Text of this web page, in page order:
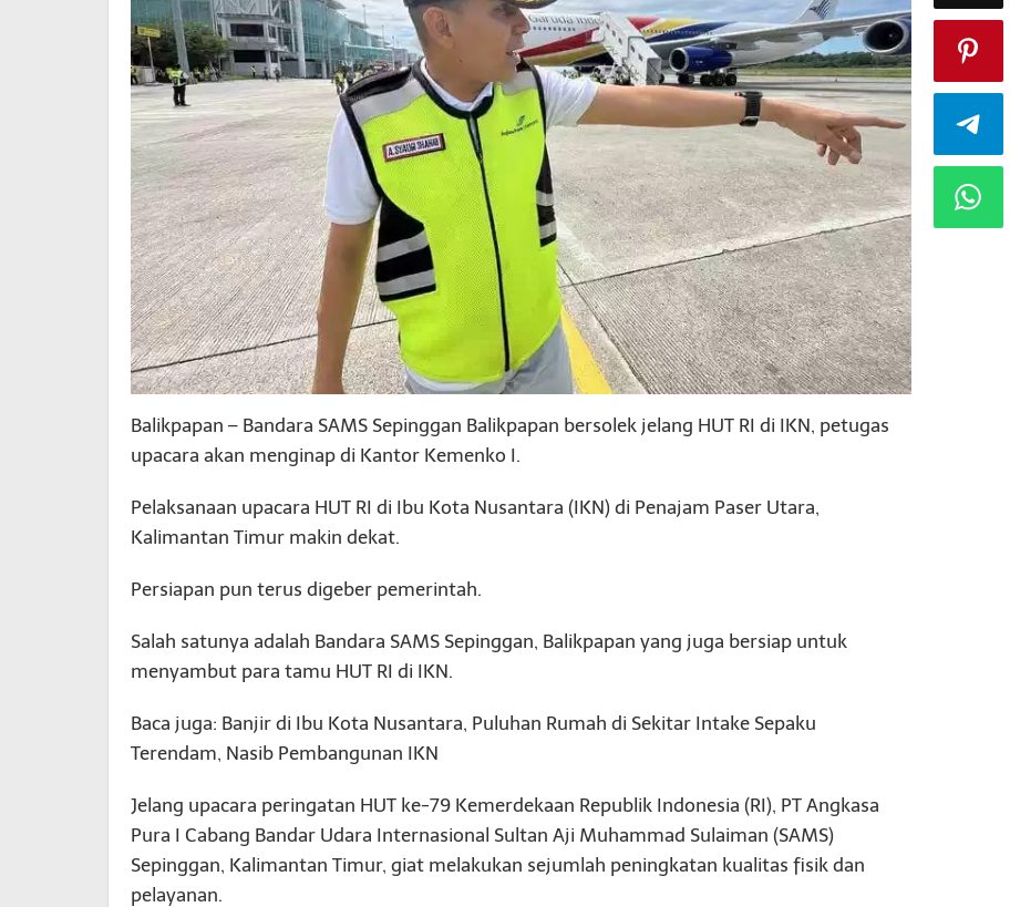
Balikpapan – Bandara SAMS Sepinggan Balikpapan bersolek jelang HUT RI di IKN, petugas
upacara akan menginap di Kantor Kemenko I.
Pelaksanaan upacara HUT RI di Ibu Kota Nusantara (IKN) di Penajam Paser Utara,
Kalimantan Timur makin dekat.
Persiapan pun terus digeber pemerintah.
Salah satunya adalah Bandara SAMS Sepinggan, Balikpapan yang juga bersiap untuk
menyambut para tamu HUT RI di IKN.
Baca juga: Banjir di Ibu Kota Nusantara, Puluhan Rumah di Sekitar Intake Sepaku
Terendam, Nasib Pembangunan IKN
Jelang upacara peringatan HUT ke-79 Kemerdekaan Republik Indonesia (RI), PT Angkasa
Pura I Cabang Bandar Udara Internasional Sultan Aji Muhammad Sulaiman (SAMS)
Sepinggan, Kalimantan Timur, giat melakukan sejumlah peningkatan kualitas fisik dan
pelayanan.